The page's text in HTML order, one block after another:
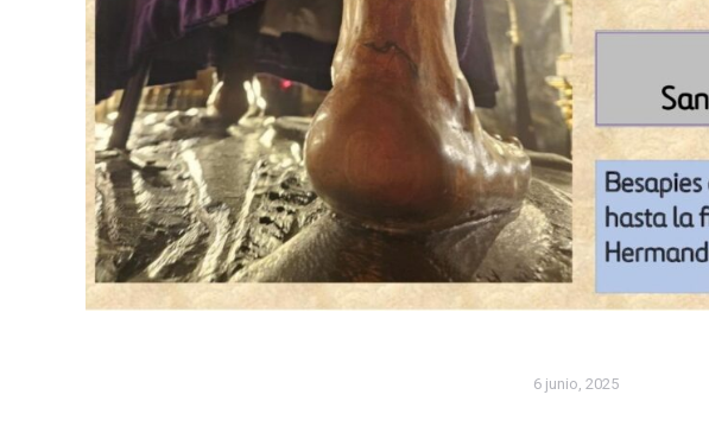
6 junio, 2025